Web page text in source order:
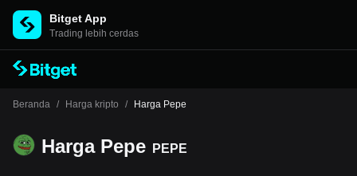
Bitget App
Trading lebih cerdas
Beranda / Harga kripto / Harga Pepe
Harga Pepe PEPE